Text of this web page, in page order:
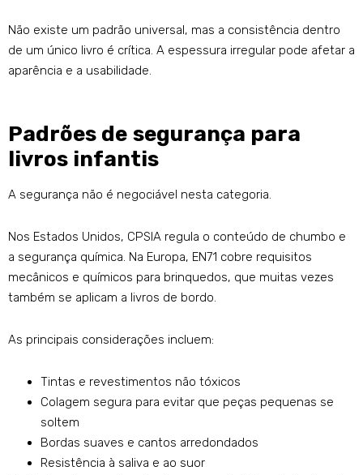
Não existe um padrão universal, mas a consistência dentro
de um único livro é crítica. A espessura irregular pode afetar a
aparência e a usabilidade.
Padrões de segurança para
livros infantis
A segurança não é negociável nesta categoria.
Nos Estados Unidos, CPSIA regula o conteúdo de chumbo e
a segurança química. Na Europa, EN71 cobre requisitos
mecânicos e químicos para brinquedos, que muitas vezes
também se aplicam a livros de bordo.
As principais considerações incluem:
Tintas e revestimentos não tóxicos
Colagem segura para evitar que peças pequenas se
soltem
Bordas suaves e cantos arredondados
Resistência à saliva e ao suor